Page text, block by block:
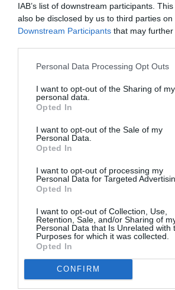
IAB’s list of downstream participants.
also be disclosed by us to third parties on
Downstream Participants that may
Personal Data Processing Opt Outs
I want to opt-out of the Sharing of my
personal data.
Opted In
I want to opt-out of the Sale of my
Personal Data.
Opted In
I want to opt-out of processing my
Personal Data for Targeted
Opted In
I want to opt-out of Collection, Use,
Retention, Sale, and/or Sharing of
Personal Data that Is Unrelated with
Purposes for which it was collected.
Opted In
CONFIRM
Activitatea CNRI din ultima
prin întâlniri cu asociaţii din
informare şi de întâlniri cu
întâlniri cu politicieni italieni din
administraţiilor locale.
Astfel, am discutat cu românii din
din experienţa noastră.
Am pus la punct nişte proiecte
şi nouă satisfacţia că am dat o
că vor reuşi ceea ce şi-au propus.”